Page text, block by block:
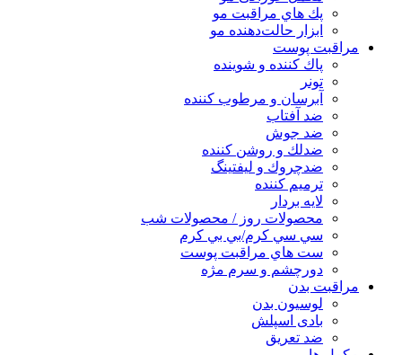
پك هاي مراقبت مو
ابزار حالت‌دهنده مو
مراقبت پوست
پاك كننده و شوينده
تونر
آبرسان و مرطوب كننده
ضد آفتاب
ضد جوش
ضدلك و روشن كننده
ضدچروك و ليفتينگ
ترميم كننده
لايه بردار
محصولات روز / محصولات شب
سي سي كرم/بي بي كرم
ست هاي مراقبت پوست
دورچشم و سرم مژه
مراقبت بدن
لوسیون بدن
بادی اسپلش
ضد تعریق